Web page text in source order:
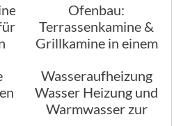
Ofenbau:
Terrassenkamine &
Grillkamine in einem
Wasseraufheizung
Wasser Heizung und
Warmwasser zur